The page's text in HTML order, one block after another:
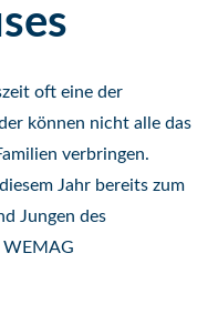
oft eine der
können nicht alle das
verbringen.
Jahr bereits zum
Jungen des
WEMAG